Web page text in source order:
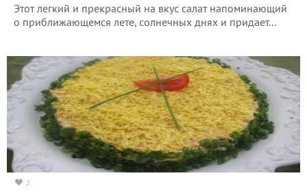
Этот легкий и прекрасный на вкус салат напоминающий
о приближающемся лете, солнечных днях и придает…
2